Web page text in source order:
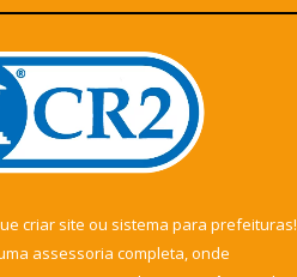
criar site ou sistema para prefeituras!
assessoria completa, onde